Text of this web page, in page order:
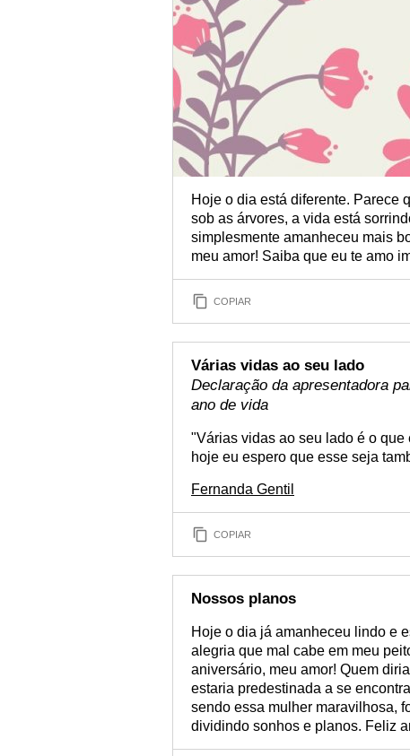
Hoje o dia está diferente. Parece
sob as árvores, a vida está
simplesmente amanheceu mais
meu amor! Saiba que eu te amo
COPIAR
Várias vidas ao seu lado
Declaração da apresentadora
ano de vida
"Várias vidas ao seu lado é o
hoje eu espero que esse seja
Fernanda Gentil
COPIAR
Nossos planos
Hoje o dia já amanheceu lindo e
alegria que mal cabe em meu
aniversário, meu amor! Quem
estaria predestinada a se
sendo essa mulher maravilhosa,
dividindo sonhos e planos. Feliz